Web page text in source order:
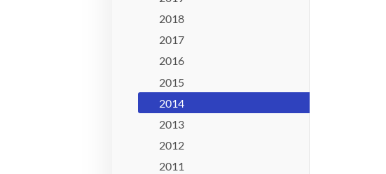
2018
2017
2016
2015
2014
2013
2012
2011